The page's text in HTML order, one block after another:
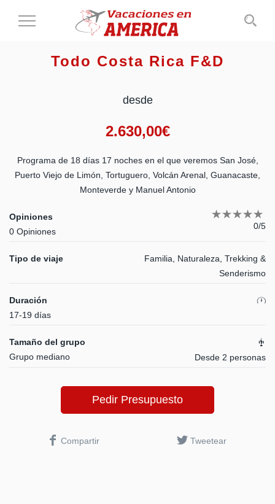
Cambiar
Todo Costa Rica F&D
desde
2.630,00€
Programa de 18 días 17 noches en el que veremos San José,
Puerto Viejo de Limón, Tortuguero, Volcán Arenal, Guanacaste,
Monteverde y Manuel Antonio
Opiniones
0 Opiniones
0/5
Tipo de viaje
Familia, Naturaleza, Trekking &
Senderismo
Duración
17-19 días
Tamaño del grupo
Grupo mediano
Desde 2 personas
Pedir Presupuesto
Compartir Tweetear